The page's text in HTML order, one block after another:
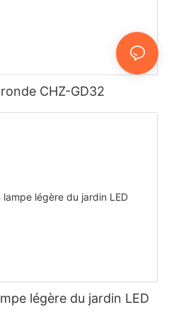
CHZ-GD32
légère du jardin LED